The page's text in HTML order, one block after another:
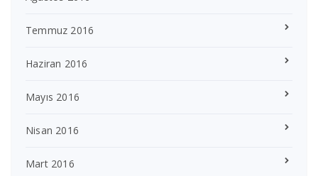
Temmuz 2016
Haziran 2016
Mayıs 2016
Nisan 2016
Mart 2016